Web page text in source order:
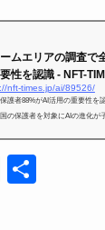
ームエリアの調査で
性を認識 - NFT-
nft-times.jp/ai/89526/
護者88%がAI活用の重要性を
の保護者を対象にAIの進化が
Li